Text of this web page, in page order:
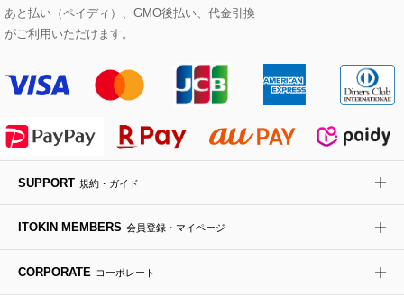
Maison de CINQ
MK MICHEL KLEIN BAG
HIROKO KOSHINO
セットアップワンピース
ステンカラーコート
ライダースジャケット
デニムジャケット
ダウンジャケット・コート
ヘアアクセサリー
ハンカチ・バンダナ
手袋
チャーム・ストラップ
ブローチ・コサージュ
ボストンバッグ
バックパック・リュック
ボディバッグ・メッセンジャーバッグ
トラベルバッグ
スニーカー
フラットシューズ
ローファー
ドレスシューズ
ローズ
カサブランカ・カラー
ラナンキュラス
ポプリアレンジ＆フレグランス
あと払い（ペイディ）、GMO後払い、代金引換
がご利用いただけます。
SUPPORT 規約・ガイド
ITOKIN MEMBERS 会員登録・マイページ
CORPORATE コーポレート